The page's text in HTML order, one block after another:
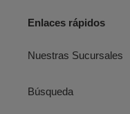
Enlaces rápidos
Nuestras Sucursales
Búsqueda